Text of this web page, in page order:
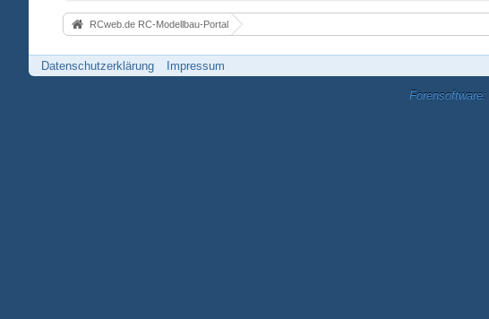
RCweb.de RC-Modellbau-Portal
Datenschutzerklärung Impressum
Forensoftware: